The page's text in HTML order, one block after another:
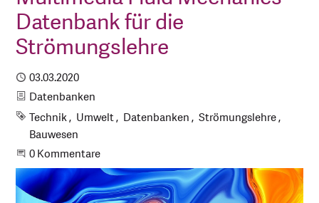
Datenbank für die
Strömungslehre
Publiziert
03.03.2020
Kategorie
Datenbanken
Schlagworte
Technik Umwelt Datenbanken
Strömungslehre
Bauwesen
Beginne eine Unterhaltung
0 Kommentare